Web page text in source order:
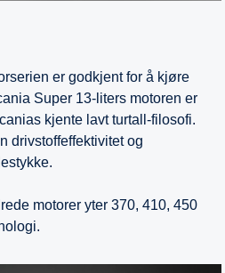
er godkjent for å kjøre
Super 13-liters motoren er
kjente lavt turtall-filosofi.
drivstoffeffektivitet og
motorer yter 370, 410, 450